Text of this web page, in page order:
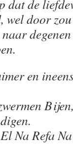
dat de
wel door
en
Na Refa